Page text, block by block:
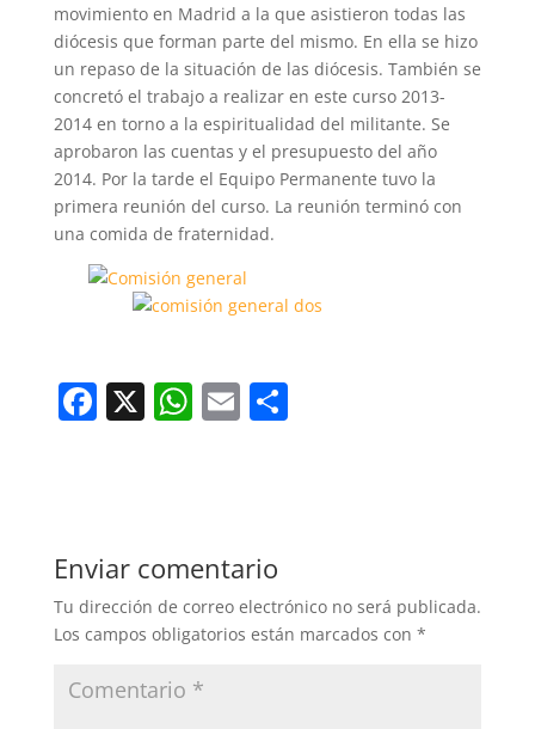
movimiento en Madrid a la que asistieron todas las
diócesis que forman parte del mismo. En ella se hizo
un repaso de la situación de las diócesis. También se
concretó el trabajo a realizar en este curso 2013-
2014 en torno a la espiritualidad del militante. Se
aprobaron las cuentas y el presupuesto del año
2014. Por la tarde el Equipo Permanente tuvo la
primera reunión del curso. La reunión terminó con
una comida de fraternidad.
F
b
o
o
X W
A
p
p
E C
tir
Enviar comentario
Tu dirección de correo electrónico no será publicada.
Los campos obligatorios están marcados con *